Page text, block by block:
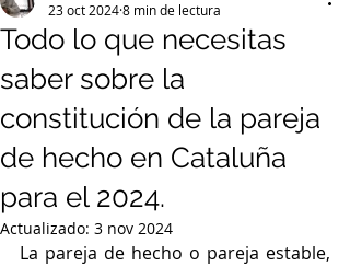
Todo lo que necesitas
saber sobre la
constitución de la pareja
de hecho en Cataluña
para el 2024.
23 oct 20248 min de lectura
Actualizado: 3 nov 2024
La pareja de hecho o pareja estable,